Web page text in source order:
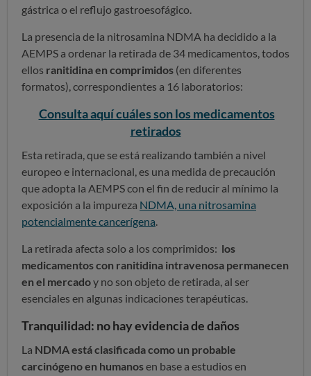
gástrica o el reflujo gastroesofágico.
La presencia de la nitrosamina NDMA ha decidido a la
AEMPS a ordenar la retirada de 34 medicamentos, todos
ellos ranitidina en comprimidos (en diferentes
formatos), correspondientes a 16 laboratorios:
Consulta aquí cuáles son los medicamentos
retirados
Esta retirada, que se está realizando también a nivel
europeo e internacional, es una medida de precaución
que adopta la AEMPS con el fin de reducir al mínimo la
exposición a la impureza NDMA, una nitrosamina
potencialmente cancerígena
La retirada afecta solo a los comprimidos: los
medicamentos con ranitidina intravenosa permanecen
en el mercadoy no son objeto de retirada, al ser
esenciales en algunas indicaciones terapéuticas.
Tranquilidad: no hay evidencia de daños
La NDMA está clasificada como un probable
carcinógeno en humanosen base a estudios en